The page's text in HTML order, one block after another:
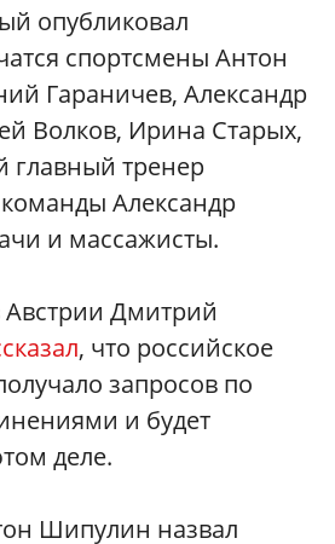
опубликовал
спортсмены Антон
Гараничев, Александр
Волков, Ирина Старых,
главный тренер
Александр
и массажисты.
Австрии Дмитрий
, что российское
запросов по
и будет
деле.
Шипулин назвал